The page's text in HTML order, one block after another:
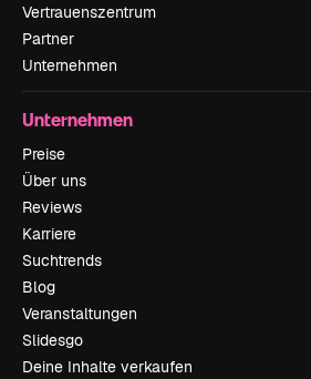
Vertrauenszentrum
Partner
Unternehmen
Unternehmen
Preise
Über uns
Reviews
Karriere
Suchtrends
Blog
Veranstaltungen
Slidesgo
Deine Inhalte verkaufen